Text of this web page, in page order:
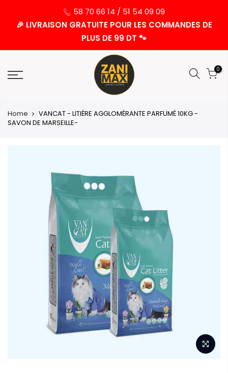
58 70 66 14 / 51 54 09 09
🎉 LIVRAISON GRATUITE POUR LES COMMANDES DE
PLUS DE 99 DT 🐾
0
Home
VANCAT - LITIÈRE AGGLOMÉRANTE PARFUMÉ 10KG -
SAVON DE MARSEILLE-